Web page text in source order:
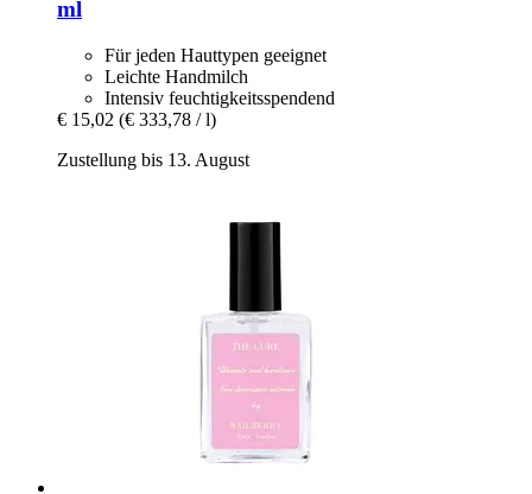
ml
Für jeden Hauttypen geeignet
Leichte Handmilch
Intensiv feuchtigkeitsspendend
€ 15,02 (€ 333,78 / l)
Zustellung bis 13. August